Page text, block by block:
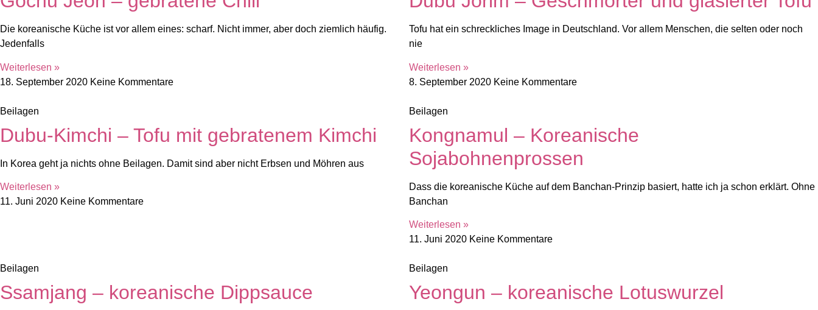
Die koreanische Küche ist vor allem eines: scharf. Nicht immer, aber doch ziemlich häufig.
Jedenfalls
Weiterlesen »
18. September 2020 Keine Kommentare
Tofu hat ein schreckliches Image in Deutschland. Vor allem Menschen, die selten oder noch
nie
Weiterlesen »
8. September 2020 Keine Kommentare
Beilagen
Dubu-Kimchi – Tofu mit gebratenem Kimchi
In Korea geht ja nichts ohne Beilagen. Damit sind aber nicht Erbsen und Möhren aus
Weiterlesen »
11. Juni 2020 Keine Kommentare
Beilagen
Kongnamul – Koreanische
Sojabohnenprossen
Dass die koreanische Küche auf dem Banchan-Prinzip basiert, hatte ich ja schon erklärt. Ohne
Banchan
Weiterlesen »
11. Juni 2020 Keine Kommentare
Beilagen
Ssamjang – koreanische Dippsauce
Beilagen
Yeongun – koreanische Lotuswurzel